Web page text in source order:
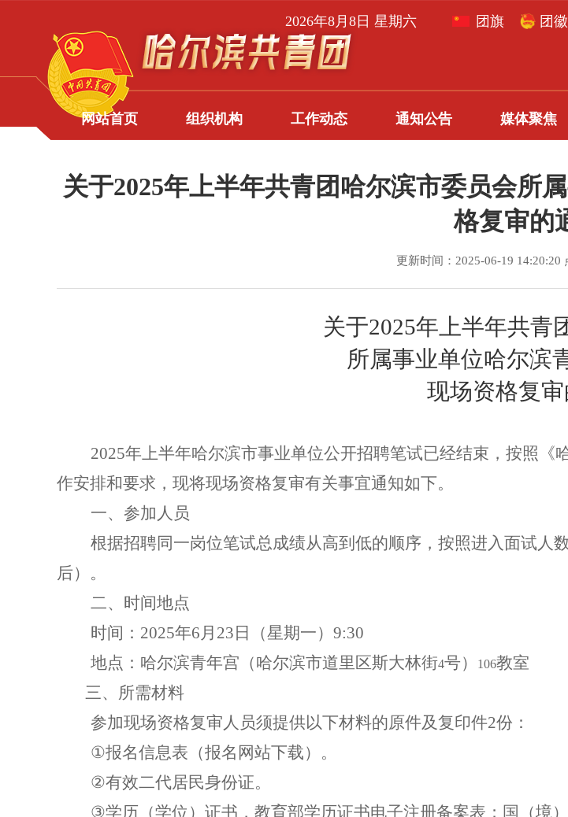
2026年8月8日 星期六 团旗 团徽
网站首页 组织机构 工作动态 通知公告 媒体聚焦
关于2025年上半年共青团哈尔滨市委员会所
格复审的
更新时间：2025-06-19 14:20:20
关于2025年上半年共青
所属事业单位哈尔滨
现场资格复
2025年上半年哈尔滨市事业单位公开招聘笔试已经结束 ，按照《
作安排和要求，现将现场资格复审有关事宜通知如下。
一、参加人员
根据招聘同一岗位笔试总成绩从高到低的顺序，按照进入面试人
后）。
二、时间地点
时间： 2025年6月 23 日（星期一） 9:30
地点：哈尔滨青年宫（哈尔滨市道里区斯大林街4号） 106教室
三、所需材料
参加现场资格复审人员须提供以下材料的原件及复印件2份：
①报名信息表（报名网站下载）。
②有效二代居民身份证。
③学历（学位）证书，教育部学历证书电子注册备案表；国（境